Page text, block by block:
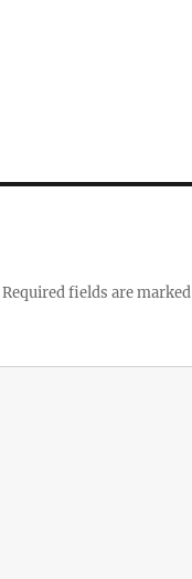
Required fields are marked